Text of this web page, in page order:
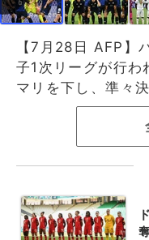
【7月28日 AFP】
子1次リーグが行
マリを下し、準々